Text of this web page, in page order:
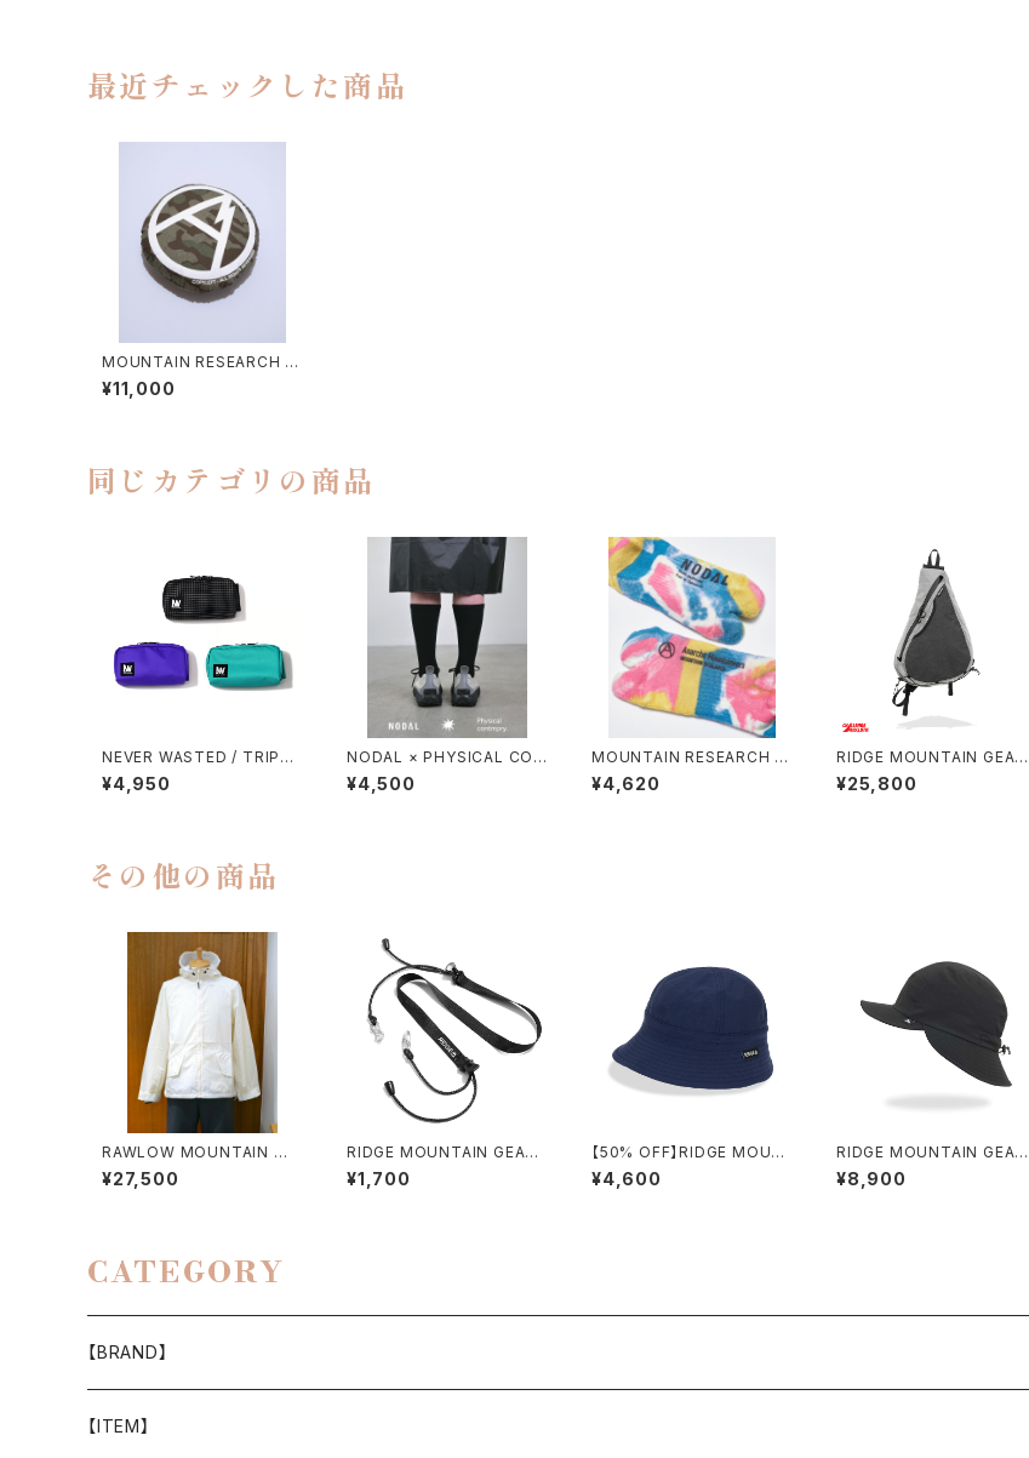
最近チェックした商品
MOUNTAIN RESEARCH /
WHEEL CUSHION
¥11,000
同じカテゴリの商品
NEVER WASTED / TRIPLE
YES
¥4,950
NODAL × PHYSICAL CON
TMPRY.
¥4,500
MOUNTAIN RESEARCH /
TIE DYE TABI
¥4,620
RIDGE MOUNTAIN GEAR /
SASH PACK
¥25,800
その他の商品
RAWLOW MOUNTAIN WO
RKS / AIRY HOODIE
¥27,500
RIDGE MOUNTAIN GEAR /
SHOULDER STRAP TOU
GH
¥1,700
【50% OFF】RIDGE MOUN
TAIN GEAR / ENOUGH HA
T
¥4,600
RIDGE MOUNTAIN GEAR /
SHADE CAP
¥8,900
CATEGORY
【BRAND】
山と道
【ITEM】